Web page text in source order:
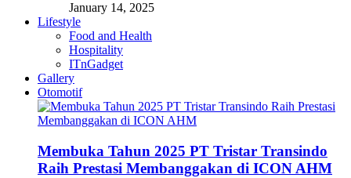
January 14, 2025
Lifestyle
Food and Health
Hospitality
ITnGadget
Gallery
Otomotif
Membuka Tahun 2025 PT Tristar Transindo
Raih Prestasi Membanggakan di ICON AHM